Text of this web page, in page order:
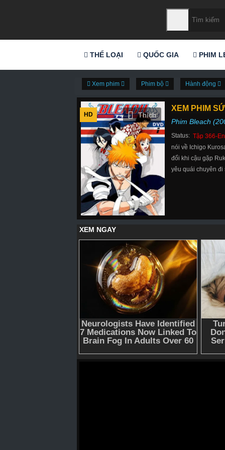
THỂ LOẠI QUỐC GIA PHIM
Xem phim Phim bộ Hành động
HD
XEM PHIM
Phim Bleach
Status: Tập 366-
nói về Ichigo
đổi khi cậu gặp
yêu quái chuyên